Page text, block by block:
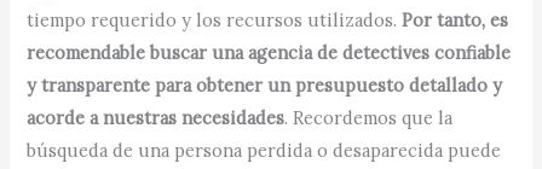
tiempo requerido y los recursos utilizados.Por tanto, es
recomendable buscar una agencia de detectives confiable
y transparente para obtener un presupuesto detallado y
acorde a nuestras necesidades. Recordemos que la
búsqueda de una persona perdida o desaparecida puede